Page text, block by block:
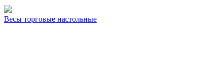
Весы торговые настольные